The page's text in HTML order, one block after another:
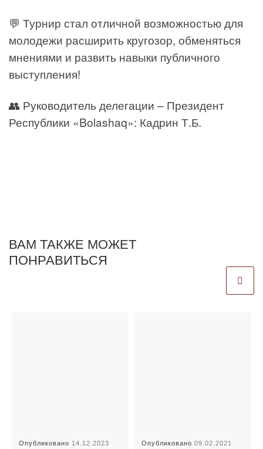
💬 Турнир стал отличной возможностью для
молодежи расширить кругозор, обменяться
мнениями и развить навыки публичного
выступления!
👥 Руководитель делегации – Президент
Республики «Bolashaq»: Кадрин Т.Б.
ВАМ ТАКЖЕ МОЖЕТ
ПОНРАВИТЬСЯ
Опубликовано 14.12.2023 Опубликовано09.02.2021